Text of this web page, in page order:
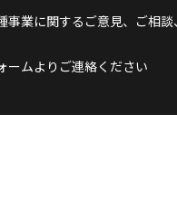
事業に関するご意見、ご相
ームよりご連絡ください